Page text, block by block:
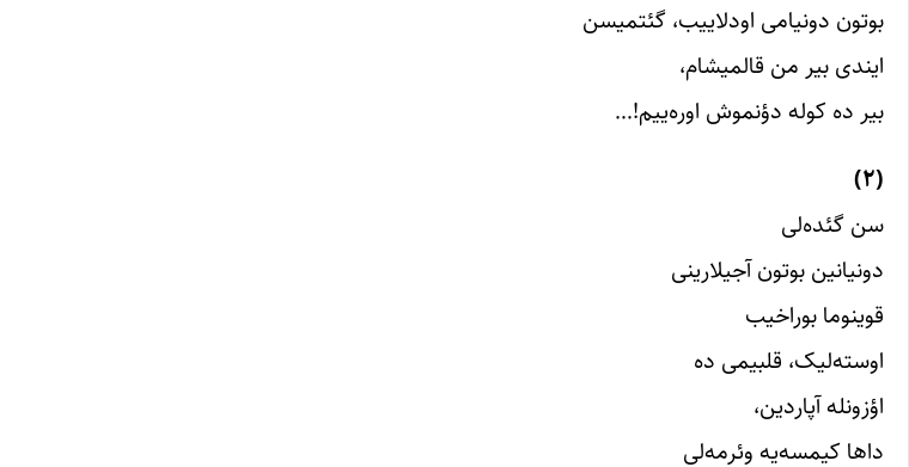
بوتون دونیامی اودلاییب، گئتمیسن
ایندی بیر من قالمیشام،
بیر ده کوله دؤنموش اوره‌ییم!…
(۲)
سن گئده‌لی
دونیانین بوتون آجیلارینی
قوینوما بوراخیب
اوسته‌لیک، قلبیمی ده
اؤزونله آپاردین،
داها کیمسه‌یه وئرمه‌لی